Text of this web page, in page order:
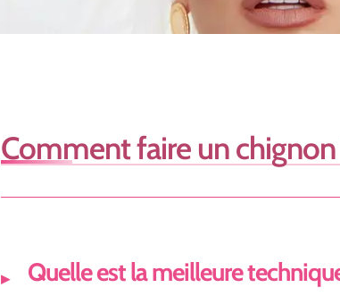
Comment faire un chignon
Quelle est la meilleure